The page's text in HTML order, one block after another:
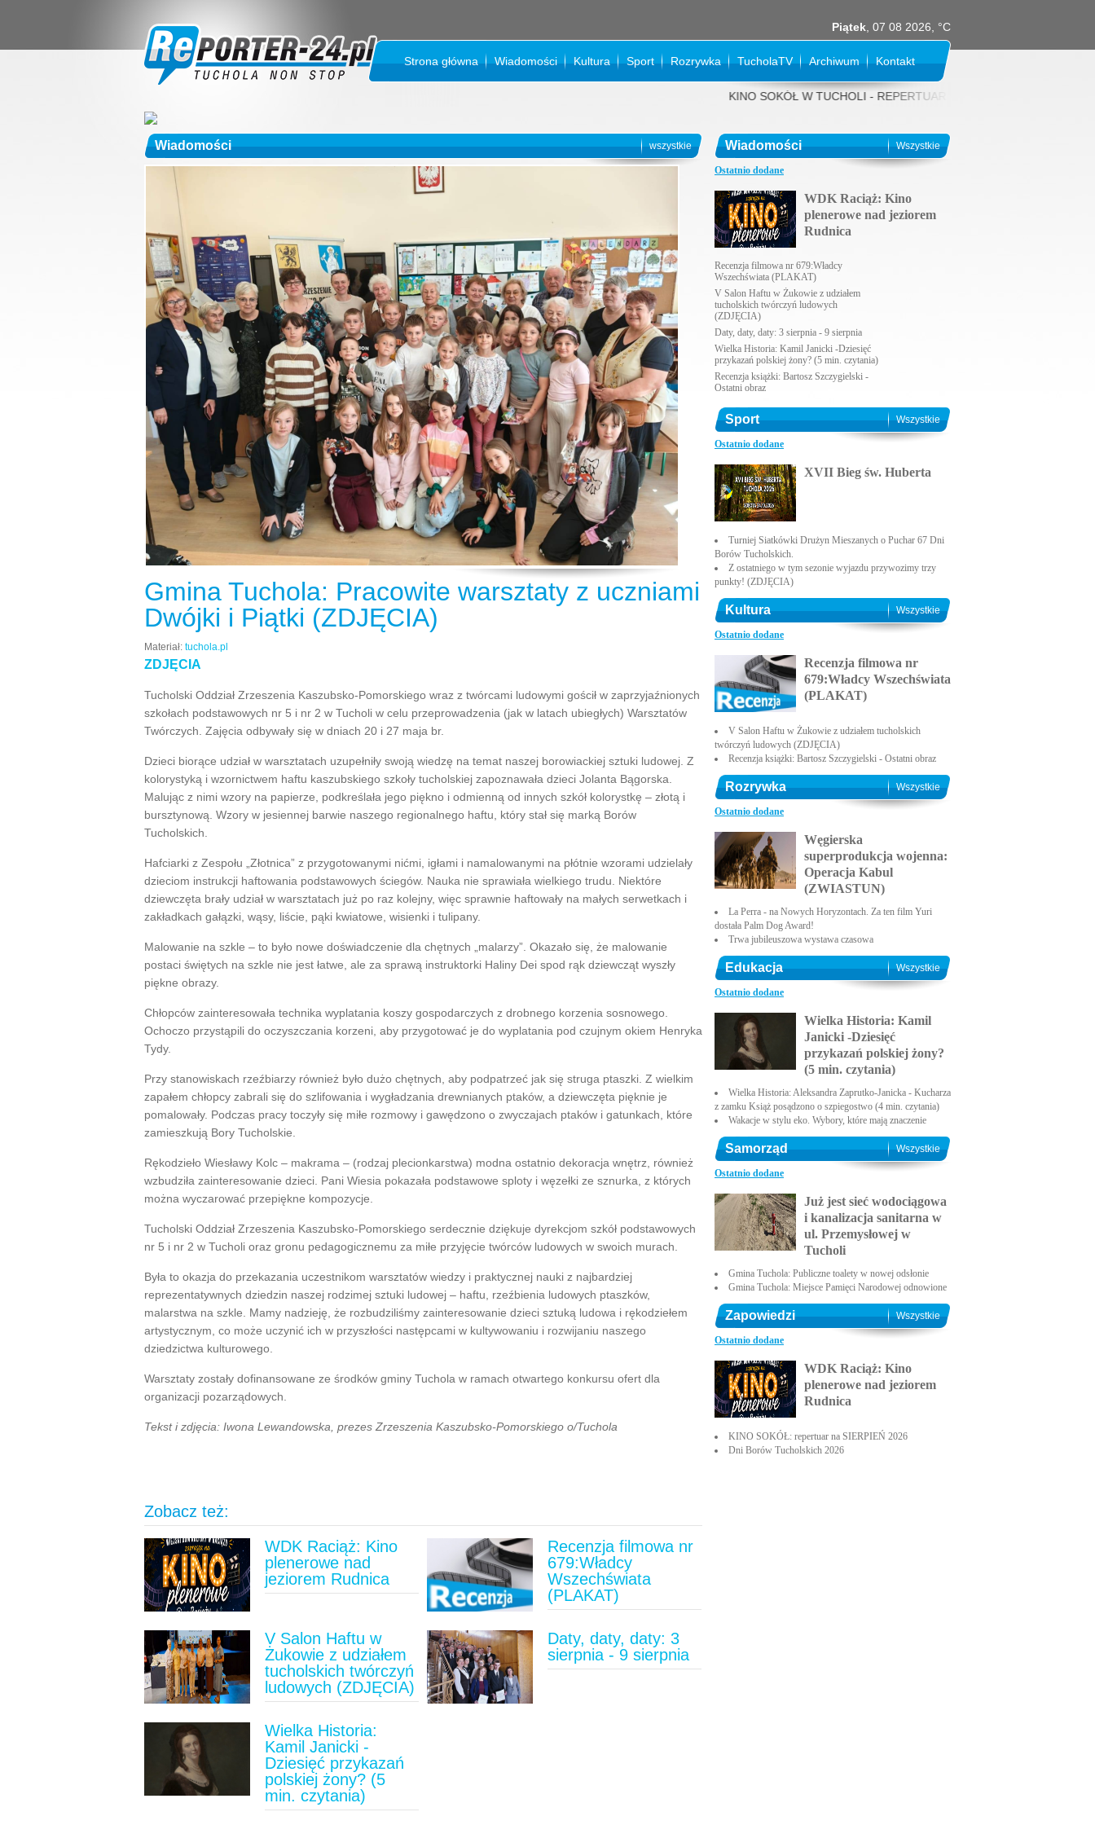
Piątek , 07 08 2026, °C
Strona główna Wiadomości Kultura Sport Rozrywka TucholaTV Archiwum Kontakt
KINO SOKÓŁ W TUCHOLI - REPERTUAR NA SIERPIEŃ 2026 rok: 31
Wiadomości wszystkie
Gmina Tuchola: Pracowite warsztaty z uczniami
Dwójki i Piątki (ZDJĘCIA)
Materiał: tuchola.pl
ZDJĘCIA
Tucholski Oddział Zrzeszenia Kaszubsko-Pomorskiego wraz z twórcami ludowymi gościł w zaprzyjaźnionych
szkołach podstawowych nr 5 i nr 2 w Tucholi w celu przeprowadzenia (jak w latach ubiegłych) Warsztatów
Twórczych. Zajęcia odbywały się w dniach 20 i 27 maja br.
Dzieci biorące udział w warsztatach uzupełniły swoją wiedzę na temat naszej borowiackiej sztuki ludowej. Z
kolorystyką i wzornictwem haftu kaszubskiego szkoły tucholskiej zapoznawała dzieci Jolanta Bągorska.
Malując z nimi wzory na papierze, podkreślała jego piękno i odmienną od innych szkół kolorystkę – złotą i
bursztynową. Wzory w jesiennej barwie naszego regionalnego haftu, który stał się marką Borów
Tucholskich.
Hafciarki z Zespołu „Złotnica” z przygotowanymi nićmi, igłami i namalowanymi na płótnie wzorami udzielały
dzieciom instrukcji haftowania podstawowych ściegów. Nauka nie sprawiała wielkiego trudu. Niektóre
dziewczęta brały udział w warsztatach już po raz kolejny, więc sprawnie haftowały na małych serwetkach i
zakładkach gałązki, wąsy, liście, pąki kwiatowe, wisienki i tulipany.
Malowanie na szkle – to było nowe doświadczenie dla chętnych „malarzy”. Okazało się, że malowanie
postaci świętych na szkle nie jest łatwe, ale za sprawą instruktorki Haliny Dei spod rąk dziewcząt wyszły
piękne obrazy.
Chłopców zainteresowała technika wyplatania koszy gospodarczych z drobnego korzenia sosnowego.
Ochoczo przystąpili do oczyszczania korzeni, aby przygotować je do wyplatania pod czujnym okiem Henryka
Tydy.
Przy stanowiskach rzeźbiarzy również było dużo chętnych, aby podpatrzeć jak się struga ptaszki. Z wielkim
zapałem chłopcy zabrali się do szlifowania i wygładzania drewnianych ptaków, a dziewczęta pięknie je
pomalowały. Podczas pracy toczyły się miłe rozmowy i gawędzono o zwyczajach ptaków i gatunkach, które
zamieszkują Bory Tucholskie.
Rękodzieło Wiesławy Kolc – makrama – (rodzaj plecionkarstwa) modna ostatnio dekoracja wnętrz, również
wzbudziła zainteresowanie dzieci. Pani Wiesia pokazała podstawowe sploty i węzełki ze sznurka, z których
można wyczarować przepiękne kompozycje.
Tucholski Oddział Zrzeszenia Kaszubsko-Pomorskiego serdecznie dziękuje dyrekcjom szkół podstawowych
nr 5 i nr 2 w Tucholi oraz gronu pedagogicznemu za miłe przyjęcie twórców ludowych w swoich murach.
Była to okazja do przekazania uczestnikom warsztatów wiedzy i praktycznej nauki z najbardziej
reprezentatywnych dziedzin naszej rodzimej sztuki ludowej – haftu, rzeźbienia ludowych ptaszków,
malarstwa na szkle. Mamy nadzieję, że rozbudziliśmy zainteresowanie dzieci sztuką ludowa i rękodziełem
artystycznym, co może uczynić ich w przyszłości następcami w kultywowaniu i rozwijaniu naszego
dziedzictwa kulturowego.
Warsztaty zostały dofinansowane ze środków gminy Tuchola w ramach otwartego konkursu ofert dla
organizacji pozarządowych.
Tekst i zdjęcia: Iwona Lewandowska, prezes Zrzeszenia Kaszubsko-Pomorskiego o/Tuchola
Zobacz też:
WDK Raciąż: Kino
plenerowe nad
jeziorem Rudnica
Recenzja filmowa nr
679:Władcy
Wszechświata
(PLAKAT)
V Salon Haftu w
Żukowie z udziałem
tucholskich twórczyń
ludowych (ZDJĘCIA)
Daty, daty, daty: 3
sierpnia - 9 sierpnia
Wielka Historia:
Kamil Janicki -
Dziesięć przykazań
polskiej żony? (5
min. czytania)
Wiadomości Wszystkie
Ostatnio dodane
WDK Raciąż: Kino
plenerowe nad jeziorem
Rudnica
Recenzja filmowa nr 679:Władcy
Wszechświata (PLAKAT)
V Salon Haftu w Żukowie z udziałem
tucholskich twórczyń ludowych
(ZDJĘCIA)
Daty, daty, daty: 3 sierpnia - 9 sierpnia
Wielka Historia: Kamil Janicki -Dziesięć
przykazań polskiej żony? (5 min. czytania)
Recenzja książki: Bartosz Szczygielski -
Ostatni obraz
Sport Wszystkie
Ostatnio dodane
XVII Bieg św. Huberta
Turniej Siatkówki Drużyn Mieszanych o Puchar 67 Dni
Borów Tucholskich.
Z ostatniego w tym sezonie wyjazdu przywozimy trzy
punkty! (ZDJĘCIA)
Kultura Wszystkie
Ostatnio dodane
Recenzja filmowa nr
679:Władcy Wszechświata
(PLAKAT)
V Salon Haftu w Żukowie z udziałem tucholskich
twórczyń ludowych (ZDJĘCIA)
Recenzja książki: Bartosz Szczygielski - Ostatni obraz
Rozrywka Wszystkie
Ostatnio dodane
Węgierska
superprodukcja wojenna:
Operacja Kabul
(ZWIASTUN)
La Perra - na Nowych Horyzontach. Za ten film Yuri
dostała Palm Dog Award!
Trwa jubileuszowa wystawa czasowa
Edukacja Wszystkie
Ostatnio dodane
Wielka Historia: Kamil
Janicki -Dziesięć
przykazań polskiej żony?
(5 min. czytania)
Wielka Historia: Aleksandra Zaprutko-Janicka - Kucharza
z zamku Książ posądzono o szpiegostwo (4 min. czytania)
Wakacje w stylu eko. Wybory, które mają znaczenie
Samorząd Wszystkie
Ostatnio dodane
Już jest sieć wodociągowa
i kanalizacja sanitarna w
ul. Przemysłowej w
Tucholi
Gmina Tuchola: Publiczne toalety w nowej odsłonie
Gmina Tuchola: Miejsce Pamięci Narodowej odnowione
Zapowiedzi Wszystkie
Ostatnio dodane
WDK Raciąż: Kino
plenerowe nad jeziorem
Rudnica
KINO SOKÓŁ: repertuar na SIERPIEŃ 2026
Dni Borów Tucholskich 2026